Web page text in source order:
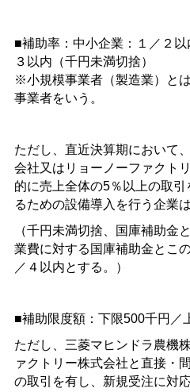
■補助率： 中小企業：１／２以
３以内（千円未満切捨）
※小規模事業者（製造業）と
事業者をいう。
ただし、直近決算期において
会社又はリョーノーファクト
的に売上全体の5％以上の取
るための設備導入を行う企業
（千円未満切捨、国庫補助金
業費に対する国庫補助金とこ
／４以内とする。）
■補助限度額：下限500千円／
ただし、三菱マヒンドラ農機
ァクトリー株式会社と直接・
の取引を有し、新規受注に対